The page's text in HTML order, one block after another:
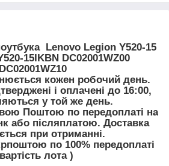
Lenovo Legion Y520-15
15IKBNDC02001WZ00
DC02001WZ10
кожен робочий день.
і оплачені до 16:00,
у той же день.
Поштою по передоплаті на
або післяплатою. Доставка
при отриманні.
по 100% передоплаті
лота )